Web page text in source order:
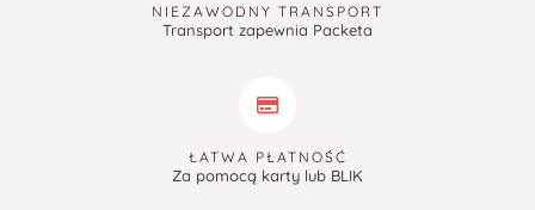
NIEZAWODNY TRANSPORT
Transport zapewnia Packeta
ŁATWA PŁATNOŚĆ
Za pomocą karty lub BLIK